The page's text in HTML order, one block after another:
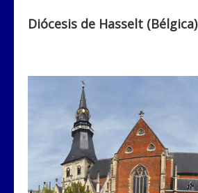
Quiénes somos
Diócesis de Hasselt (Bélgica)